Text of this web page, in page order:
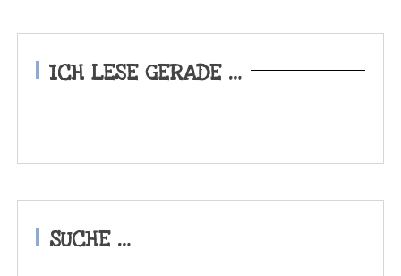
ICH LESE GERADE …
SUCHE …